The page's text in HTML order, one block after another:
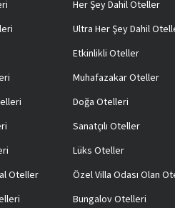
Oteller
Her Şey Dahil Oteller
Ultra Her Şey Dahil
Etkinlikli Oteller
Muhafazakar Oteller
Doğa Otelleri
Sanatçılı Oteller
Lüks Oteller
Özel Villa Odası Olan
Bungalov Otelleri